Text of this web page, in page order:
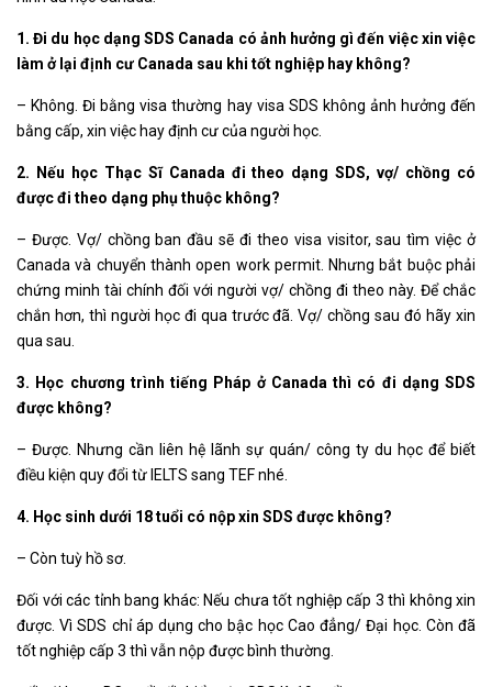
1. Đi du học dạng SDS Canada có ảnh hưởng gì đến việc xin việc
làm ở lại định cư Canada sau khi tốt nghiệp hay không?
– Không. Đi bằng visa thường hay visa SDS không ảnh hưởng đến
bằng cấp, xin việc hay định cư của người học.
2. Nếu học Thạc Sĩ Canada đi theo dạng SDS, vợ/ chồng có
được đi theo dạng phụ thuộc không?
– Được. Vợ/ chồng ban đầu sẽ đi theo visa visitor, sau tìm việc ở
Canada và chuyển thành open work permit. Nhưng bắt buộc phải
chứng minh tài chính đối với người vợ/ chồng đi theo này. Để chắc
chắn hơn, thì người học đi qua trước đã. Vợ/ chồng sau đó hãy xin
qua sau.
3. Học chương trình tiếng Pháp ở Canada thì có đi dạng SDS
được không?
– Được. Nhưng cần liên hệ lãnh sự quán/ công ty du học để biết
điều kiện quy đổi từ IELTS sang TEF nhé.
4. Học sinh dưới 18 tuổi có nộp xin SDS được không?
– Còn tuỳ hồ sơ.
Đối với các tỉnh bang khác: Nếu chưa tốt nghiệp cấp 3 thì không xin
được. Vì SDS chỉ áp dụng cho bậc học Cao đẳng/ Đại học. Còn đã
tốt nghiệp cấp 3 thì vẫn nộp được bình thường.